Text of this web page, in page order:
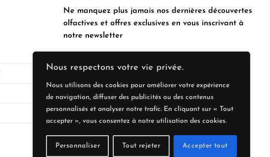
Nous respectons votre vie privée.
Nous utilisons des cookies pour améliorer votre expérience
de navigation, diffuser des publicités ou des contenus
personnalisés et analyser notre trafic. En cliquant sur « Tout
accepter », vous consentez à notre utilisation des cookies.
Personnaliser Tout rejeter Accepter tout
Ne manquez plus jamais nos dernières découvertes
olfactives et offres exclusives en vous inscrivant à
notre newsletter